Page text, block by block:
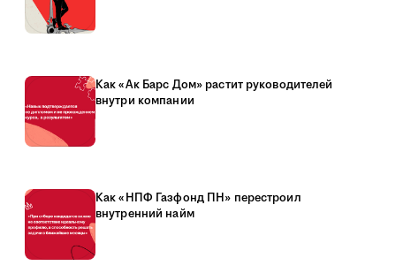
Как «Ак Барс Дом» растит руководителей
внутри компании
Как «НПФ Газфонд ПН» перестроил
внутренний найм